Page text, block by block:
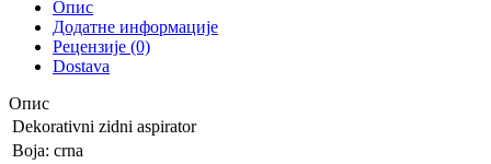
Опис
Додатне информације
Рецензије (0)
Dostava
Опис
Dekorativni zidni aspirator
Boja: crna